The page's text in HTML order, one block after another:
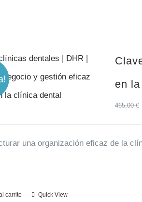
en
465,00€
una organización eficaz de la
carrito Quick View